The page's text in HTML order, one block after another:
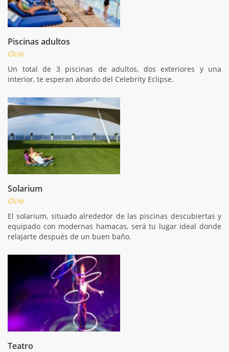
Piscinas adultos
Ocio
Un total de 3 piscinas de adultos, dos exteriores y una
interior, te esperan abordo del Celebrity Eclipse.
Solarium
Ocio
El solarium, situado alrededor de las piscinas descubiertas y
equipado con modernas hamacas, será tu lugar ideal donde
relajarte después de un buen baño.
Teatro